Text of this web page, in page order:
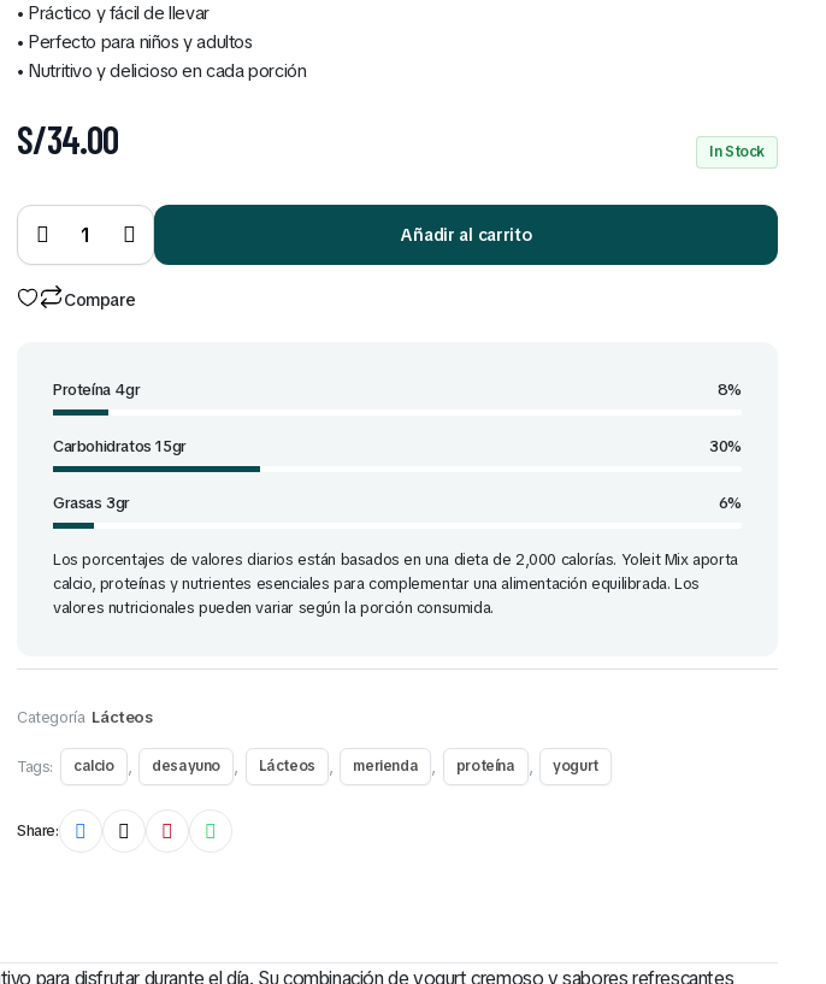
• Práctico y fácil de llevar
• Perfecto para niños y adultos
• Nutritivo y delicioso en cada porción
S/34.00 In Stock
Yoleit
mix
quantity
Añadir al carrito
Compare
Proteína 4gr 8%
Carbohidratos 15gr 30%
Grasas 3gr 6%
Los porcentajes de valores diarios están basados en una dieta de 2,000 calorías. Yoleit Mix aporta
calcio, proteínas y nutrientes esenciales para complementar una alimentación equilibrada. Los
valores nutricionales pueden variar según la porción consumida.
Categoría Lácteos
Tags: calcio , desayuno , Lácteos , merienda , proteína , yogurt
Share:
para disfrutar durante el día. Su combinación de yogurt cremoso y sabores refrescantes